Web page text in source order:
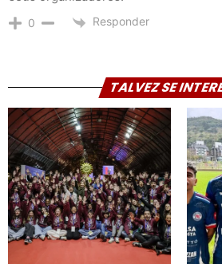
0 Responder
TALVEZ SE